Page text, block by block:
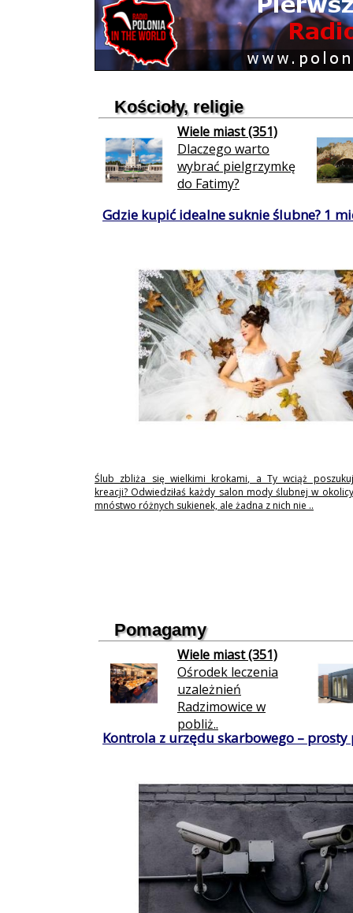
Kościoły, religie
Wiele miast (351)
Dlaczego warto
wybrać pielgrzymkę
do Fatimy?
Gdzie kupić idealne suknie ślubne? 1
Ślub zbliża się wielkimi krokami, a Ty wciąż
kreacji? Odwiedziłaś każdy salon mody ślubnej w
mnóstwo różnych sukienek, ale żadna z nich nie ..
Pomagamy
Wiele miast (351)
Ośrodek leczenia
uzależnień
Radzimowice w
pobliż..
Kontrola z urzędu skarbowego –